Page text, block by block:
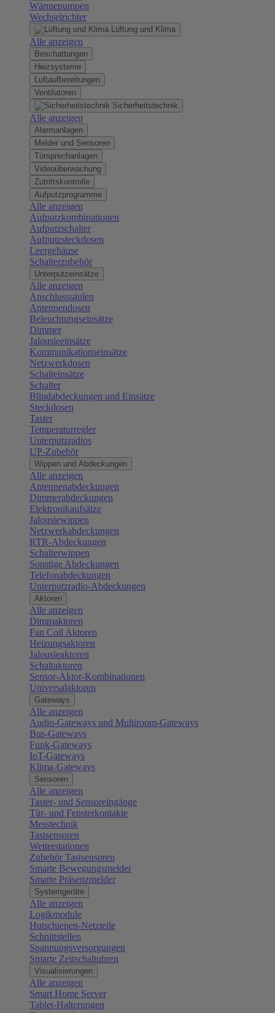
Wärmepumpen
Wechselrichter
Lüftung und Klima
Alle anzeigen
Beschattungen
Heizsysteme
Luftaufbereitungen
Ventilatoren
Sicherheitstechnik
Alle anzeigen
Alarmanlagen
Melder und Sensoren
Türsprechanlagen
Videoüberwachung
Zutrittskontrolle
Aufputzprogramme
Alle anzeigen
Aufputzkombinationen
Aufputzschalter
Aufputzsteckdosen
Leergehäuse
Schalterzubehör
Unterputzeinsätze
Alle anzeigen
Anschlusssäulen
Antennendosen
Beleuchtungseinsätze
Dimmer
Jalousieeinsätze
Kommunikationseinsätze
Netzwerkdosen
Schalteinsätze
Schalter
Blindabdeckungen und Einsätze
Steckdosen
Taster
Temperaturregler
Unterputzradios
UP-Zubehör
Wippen und Abdeckungen
Alle anzeigen
Antennenabdeckungen
Dimmerabdeckungen
Elektronikaufsätze
Jalousiewippen
Netzwerkabdeckungen
RTR-Abdeckungen
Schalterwippen
Sonstige Abdeckungen
Telefonabdeckungen
Unterputzradio-Abdeckungen
Aktoren
Alle anzeigen
Dimmaktoren
Fan Coil Aktoren
Heizungsaktoren
Jalousieaktoren
Schaltaktoren
Sensor-Aktor-Kombinationen
Universalaktoren
Gateways
Alle anzeigen
Audio-Gateways und Multiroom-Gateways
Bus-Gateways
Funk-Gateways
IoT-Gateways
Klima-Gateways
Sensoren
Alle anzeigen
Taster- und Sensoreingänge
Tür- und Fensterkontakte
Messtechnik
Tastsensoren
Wetterstationen
Zubehör Tastsensoren
Smarte Bewegungsmelder
Smarte Präsenzmelder
Systemgeräte
Alle anzeigen
Logikmodule
Hutschienen-Netzteile
Schnittstellen
Spannungsversorgungen
Smarte Zeitschaltuhren
Visualisierungen
Alle anzeigen
Smart Home Server
Tablet-Halterungen